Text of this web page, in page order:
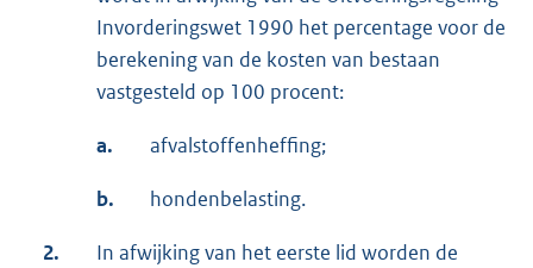
Invorderingswet 1990 het percentage voor de
berekening van de kosten van bestaan
vastgesteld op 100 procent:
a. afvalstoffenheffing;
b. hondenbelasting.
2.
In afwijking van het eerste lid worden de